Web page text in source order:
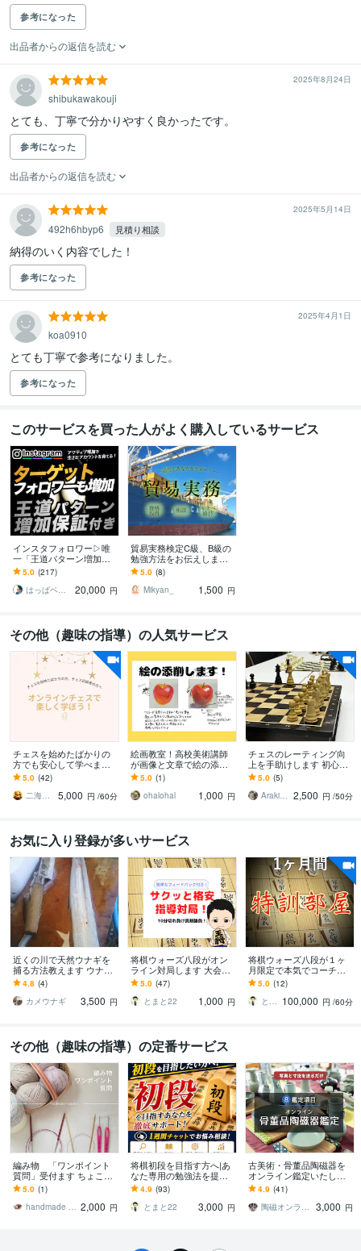
参考になった
出品者からの返信を読む
2025年8月24日
shibukawakouji
とても、丁寧で分かりやすく良かったです。
参考になった
出品者からの返信を読む
2025年5月14日
492h6hbyp6 見積り相談
納得のいく内容でした！
参考になった
2025年4月1日
koa0910
とても丁寧で参考になりました。
参考になった
このサービスを買った人がよく購入しているサービス
インスタフォロワー▷唯
一「王道パターン増加」
します ▶︎ターゲット増▷
ダミーなし本物の14日間
増加運用[保証付]
5.0 (217)
はっぱベース by santa
20,000 円
貿易実務検定C級、B級の
勉強方法をお伝えします
★忙しい方こそ知ってほ
しい効率的な学習方法★
5.0 (8)
Mikyan_
1,500 円
その他（趣味の指導）の人気サービス
チェスを始めたばかりの
方でも安心して学べます
全国出場・東北大会優勝
経験プレイヤーが丁寧に
指導いたします
5.0 (42)
二海陽一（ふたみよういち）
5,000 円 /60分
絵画教室！高校美術講師
が画像と文章で絵の添削
します 描き込みと文章で
わかりやすい！美術講師
が絵の添削します！
5.0 (1)
ohalohal
1,000 円
チェスのレーティング向
上を手助けします 初心者
歓迎！全日本学生チェス
選手権優勝者による戦
術・戦略指導
5.0 (5)
Araki_chess 2,500 円 /50分
お気に入り登録が多いサービス
近くの川で天然ウナギを
捕る方法教えます ウナギ
についてアドバイスしま
す
4.8 (4)
カメウナギ
3,500 円
将棋ウォーズ八段がオン
ライン対局します 大会前
などに質の高い実戦をた
っぷりこなせます
5.0 (47)
とまと22
1,000 円
将棋ウォーズ八段が１ヶ
月限定で本気でコーチン
グます 今の将棋を根本的
に変えます。いつまで伸
び悩むつもりですか？
5.0 (12)
とまと22 100,000 円 /60分
その他（趣味の指導）の定番サービス
編み物 「ワンポイント
質問」受付ます ちょこっ
と聞きたい！に答えま
す。
5.0 (1)
handmade cocoron 2,000 円
将棋初段を目指す方へ|あ
なた専用の勉強法を提案
ます 現在の棋力を分析
し、初段までの最短ルー
トをご提案します
4.9 (93)
とまと22
3,000 円
古美術・骨董品陶磁器を
オンライン鑑定いたしま
す ｜写真とサイズを送る
だけ、お家で簡単に専門
美術館の鑑定！
4.9 (41)
陶磁オンライン美術館
3,000 円